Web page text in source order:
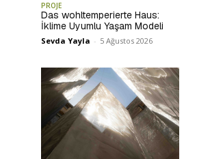
PROJE
Das wohltemperierte Haus:
İklime Uyumlu Yaşam Modeli
Sevda Yayla - 5 Ağustos 2026